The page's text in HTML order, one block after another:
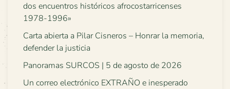
dos encuentros históricos afrocostarricenses
1978-1996»
Carta abierta a Pilar Cisneros – Honrar la memoria,
defender la justicia
Panoramas SURCOS | 5 de agosto de 2026
Un correo electrónico EXTRAÑO e inesperado